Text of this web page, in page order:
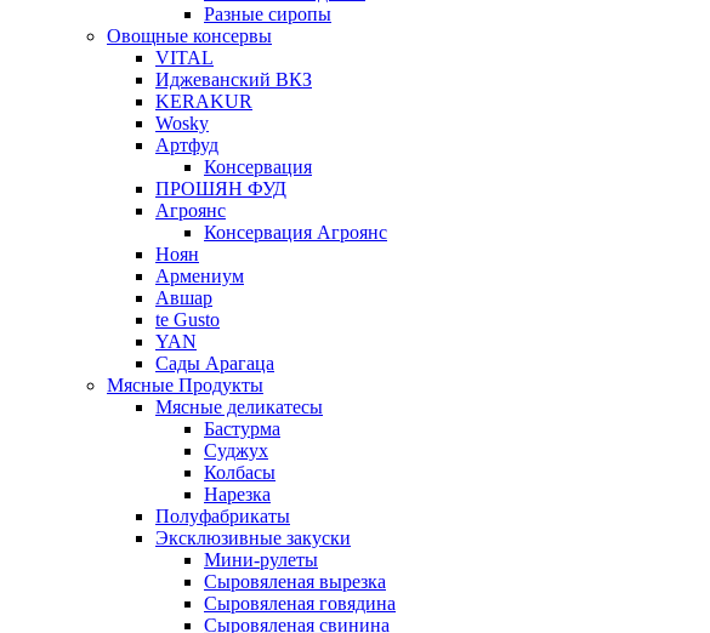
Разные сиропы
Овощные консервы
VITAL
Иджеванский ВКЗ
KERAKUR
Wosky
Артфуд
Консервация
ПРОШЯН ФУД
Агроянс
Консервация Агроянс
Ноян
Армениум
Авшар
te Gusto
YAN
Сады Арагаца
Мясные Продукты
Мясные деликатесы
Бастурма
Суджух
Колбасы
Нарезка
Полуфабрикаты
Эксклюзивные закуски
Мини-рулеты
Сыровяленая вырезка
Сыровяленая говядина
Сыровяленая свинина